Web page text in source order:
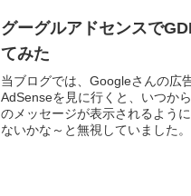
グーグルアドセンスで
てみた
当ブログでは、Googleさんの広
AdSenseを見に行くと、いつか
のメッセージが表示されるよう
ないかな～と無視していました。